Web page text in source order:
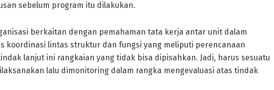
sebelum program itu dilakukan.
berkaitan dengan pemahaman tata kerja antar unit dalam
koordinasi lintas struktur dan fungsi yang meliputi perencanaan
lanjut ini rangkaian yang tidak bisa dipisahkan. Jadi, harus sesuatu
lalu dimonitoring dalam rangka mengevaluasi atas tindak